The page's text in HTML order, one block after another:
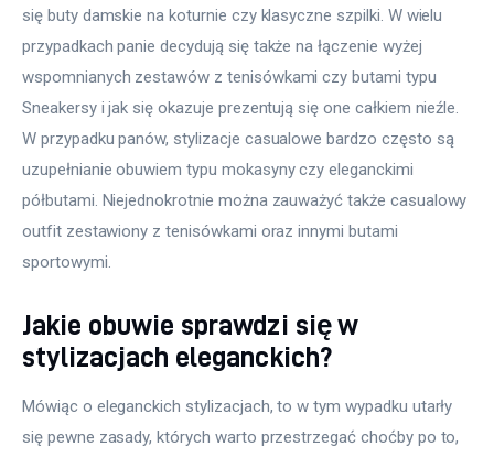
się buty damskie na koturnie czy klasyczne szpilki. W wielu
przypadkach panie decydują się także na łączenie wyżej
wspomnianych zestawów z tenisówkami czy butami typu
Sneakersy i jak się okazuje prezentują się one całkiem nieźle.
W przypadku panów, stylizacje casualowe bardzo często są
uzupełnianie obuwiem typu mokasyny czy eleganckimi
półbutami. Niejednokrotnie można zauważyć także casualowy
outfit zestawiony z tenisówkami oraz innymi butami
sportowymi.
Jakie obuwie sprawdzi się w
stylizacjach eleganckich?
Mówiąc o eleganckich stylizacjach, to w tym wypadku utarły
się pewne zasady, których warto przestrzegać choćby po to,